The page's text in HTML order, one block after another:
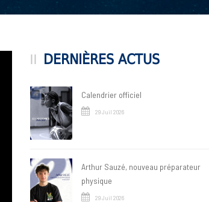
DERNIÈRES ACTUS
Calendrier officiel
29 Juil 2026
Arthur Sauzé, nouveau préparateur
physique
29 Juil 2026